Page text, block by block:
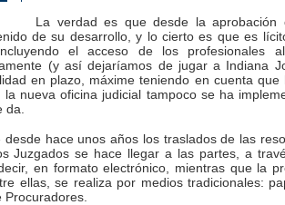
La verdad es que desde la
de su desarrollo, y lo cierto es que es
el acceso de los profesionales
(y así dejaríamos de jugar a Indiana
en plazo, máxime teniendo en cuenta
nueva oficina judicial tampoco se ha
da.
desde hace unos años los traslados de las
Juzgados se hace llegar a las partes, a
en formato electrónico, mientras que la
ellas, se realiza por medios tradicionales: